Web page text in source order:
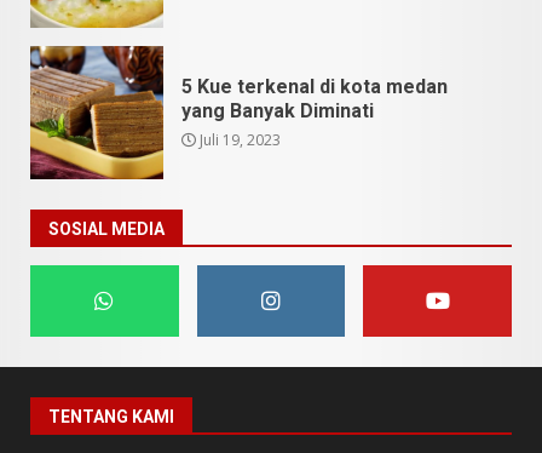
5 Kue terkenal di kota medan
yang Banyak Diminati
Juli 19, 2023
SOSIAL MEDIA
TENTANG KAMI